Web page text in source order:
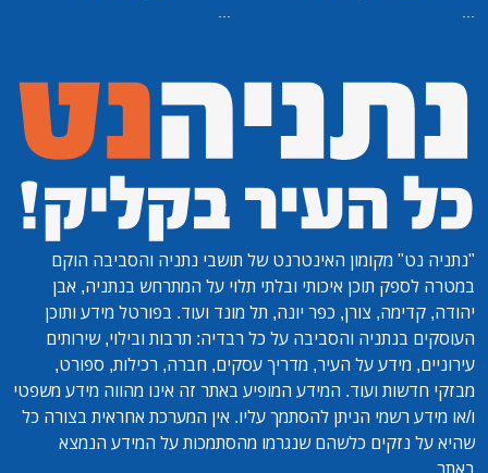
...
...
"נתניה נט" מקומון האינטרנט של תושבי נתניה והסביבה הוקם
במטרה לספק תוכן איכותי ובלתי תלוי על המתרחש בנתניה, אבן
יהודה, קדימה, צורן, כפר יונה, תל מונד ועוד. בפורטל מידע ותוכן
העוסקים בנתניה והסביבה על כל רבדיה: תרבות ובילוי, שירותים
עירוניים, מידע על העיר, מדריך עסקים, חברה, רכילות, ספורט,
מבזקי חדשות ועוד. המידע המופיע באתר זה אינו מהווה מידע משפטי
ו/או מידע רשמי הניתן להסתמך עליו. אין המערכת אחראית בצורה כל
שהיא על נזקים כלשהם שנגרמו מהסתמכות על המידע הנמצא
באתר.